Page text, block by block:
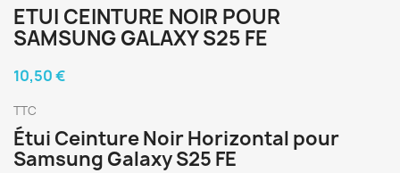
ETUI CEINTURE NOIR POUR
SAMSUNG GALAXY S25 FE
10,50 €
TTC
Étui Ceinture Noir Horizontal pour
Samsung Galaxy S25 FE